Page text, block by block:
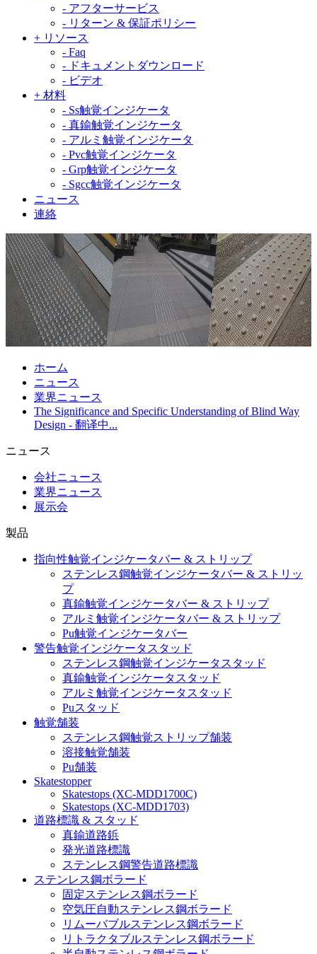
- アフターサービス
- リターン & 保証ポリシー
+ リソース
- Faq
- ドキュメントダウンロード
- ビデオ
+ 材料
- Ss触覚インジケータ
- 真鍮触覚インジケータ
- アルミ触覚インジケータ
- Pvc触覚インジケータ
- Grp触覚インジケータ
- Sgcc触覚インジケータ
ニュース
連絡
ホーム
ニュース
業界ニュース
The Significance and Specific Understanding of Blind Way
Design - 翻译中...
ニュース
会社ニュース
業界ニュース
展示会
製品
指向性触覚インジケータバー & ストリップ
ステンレス鋼触覚インジケータバー & ストリッ
プ
真鍮触覚インジケータバー & ストリップ
アルミ触覚インジケータバー & ストリップ
Pu触覚インジケータバー
警告触覚インジケータスタッド
ステンレス鋼触覚インジケータスタッド
真鍮触覚インジケータスタッド
アルミ触覚インジケータスタッド
Puスタッド
触覚舗装
ステンレス鋼触覚ストリップ舗装
溶接触覚舗装
Pu舗装
Skatestopper
Skatestops (XC-MDD1700C)
Skatestops (XC-MDD1703)
道路標識 & スタッド
真鍮道路鋲
発光道路標識
ステンレス鋼警告道路標識
ステンレス鋼ボラード
固定ステンレス鋼ボラード
空気圧自動ステンレス鋼ボラード
リムーバブルステンレス鋼ボラード
リトラクタブルステンレス鋼ボラード